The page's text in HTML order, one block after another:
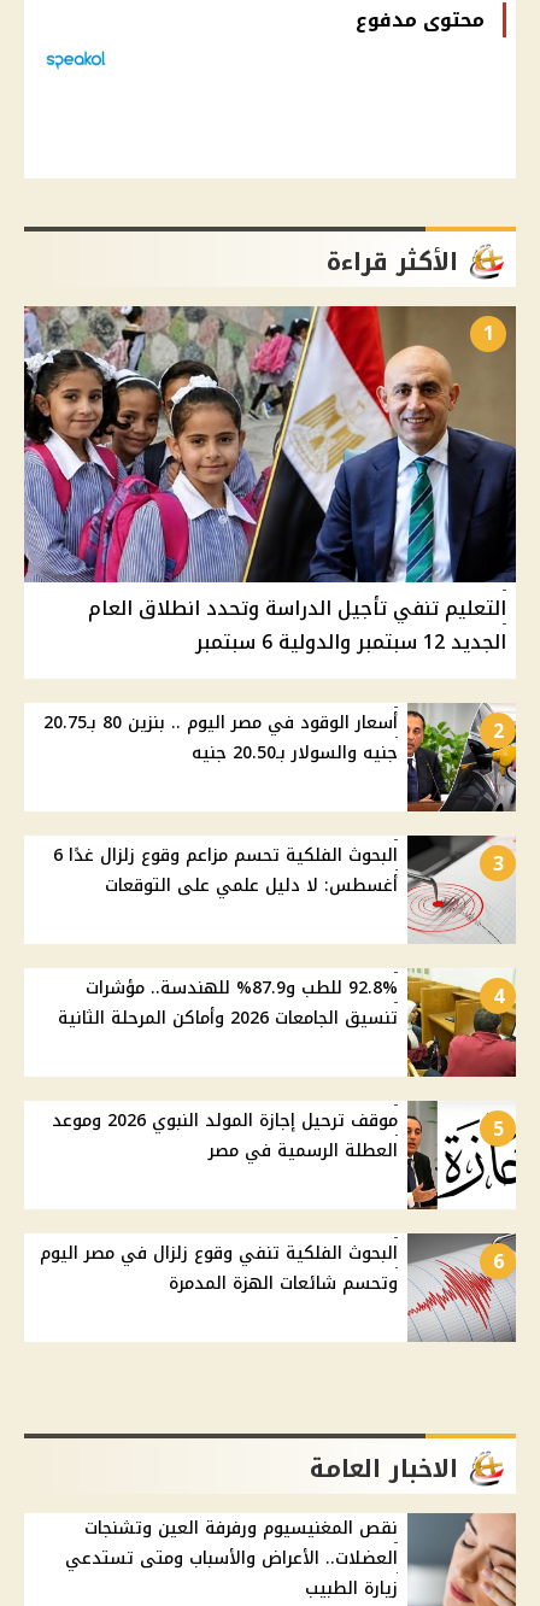
محتوى مدفوع
الأكثر قراءة
1
التعليم تنفي تأجيل الدراسة وتحدد انطلاق العام
الجديد 12 سبتمبر والدولية 6 سبتمبر
2
أسعار الوقود في مصر اليوم .. بنزين 80 بـ20.75
جنيه والسولار بـ20.50 جنيه
3
البحوث الفلكية تحسم مزاعم وقوع زلزال غدًا 6
أغسطس: لا دليل علمي على التوقعات
4
92.8% للطب و87.9% للهندسة.. مؤشرات
تنسيق الجامعات 2026 وأماكن المرحلة الثانية
5
موقف ترحيل إجازة المولد النبوي 2026 وموعد
العطلة الرسمية في مصر
6
البحوث الفلكية تنفي وقوع زلزال في مصر اليوم
وتحسم شائعات الهزة المدمرة
الاخبار العامة
نقص المغنيسيوم ورفرفة العين وتشنجات
العضلات.. الأعراض والأسباب ومتى تستدعي
زيارة الطبيب